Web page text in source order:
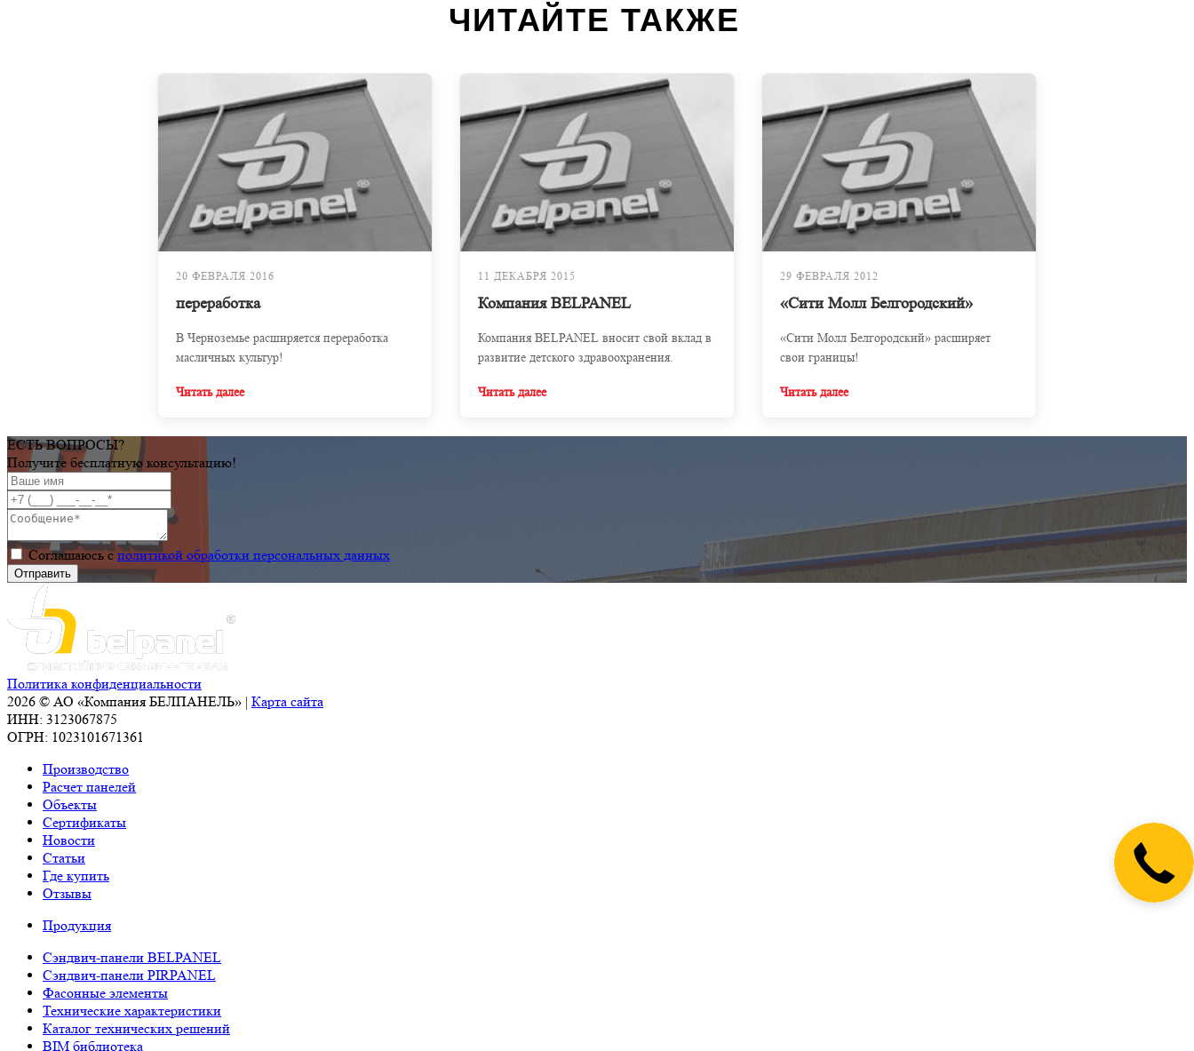
ЧИТАЙТЕ ТАКЖЕ
20 ФЕВРАЛЯ 2016
переработка
В Черноземье расширяется переработка
масличных культур!
Читать далее
11 ДЕКАБРЯ 2015
Компания BELPANEL
Компания BELPANEL вносит свой вклад в
развитие детского здравоохранения.
Читать далее
29 ФЕВРАЛЯ 2012
«Сити Молл Белгородский»
«Сити Молл Белгородский» расширяет
свои границы!
Читать далее
ЕСТЬ ВОПРОСЫ?
Получите бесплатную консультацию!
Соглашаюсь сполитикой обработки персональных данных
Политика конфиденциальности
2026 © АО «Компания БЕЛПАНЕЛЬ» | Карта сайта
ИНН: 3123067875
ОГРН: 1023101671361
Производство
Расчет панелей
Объекты
Сертификаты
Новости
Статьи
Где купить
Отзывы
Продукция
Сэндвич-панели BELPANEL
Сэндвич-панели PIRPANEL
Фасонные элементы
Технические характеристики
Каталог технических решений
BIM библиотека